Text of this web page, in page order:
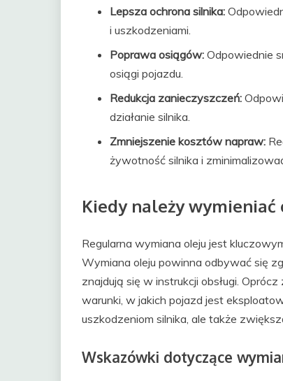
Lepsza ochrona silnika:
i uszkodzeniami.
Poprawa osiągów: Odpowiednie
osiągi pojazdu.
Redukcja zanieczyszczeń:
działanie silnika.
Zmniejszenie kosztów napraw:
żywotność silnika i
Kiedy należy
Regularna wymiana oleju jest
Wymiana oleju powinna odbywać się
znajdują się w instrukcji obsługi.
warunki, w jakich pojazd jest
uszkodzeniom silnika, ale także
Wskazówki dotyczące